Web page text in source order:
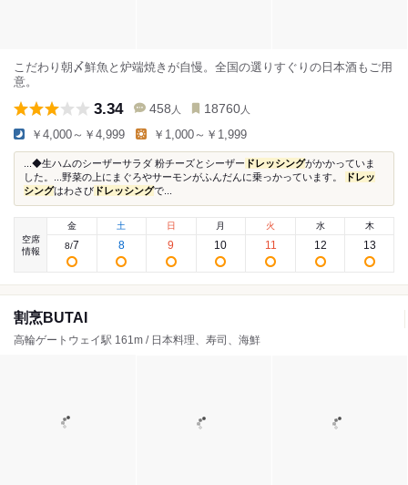
こだわり朝〆鮮魚と炉端焼きが自慢。全国の選りすぐりの日本酒もご用
意。
3.34 458 人 18760 人
￥4,000～￥4,999 ￥1,000～￥1,999
...◆生ハムのシーザーサラダ 粉チーズとシーザー ドレッシングがかかっていま
した。...野菜の上にまぐろやサーモンがふんだんに乗っかっています。
ドレッ
シングはわさび ドレッシングで...
空席
情報
金
8/7
土
8
日
9
月
10
火
11
水
12
木
13
割烹BUTAI
高輪ゲートウェイ駅 161m / 日本料理、寿司、海鮮